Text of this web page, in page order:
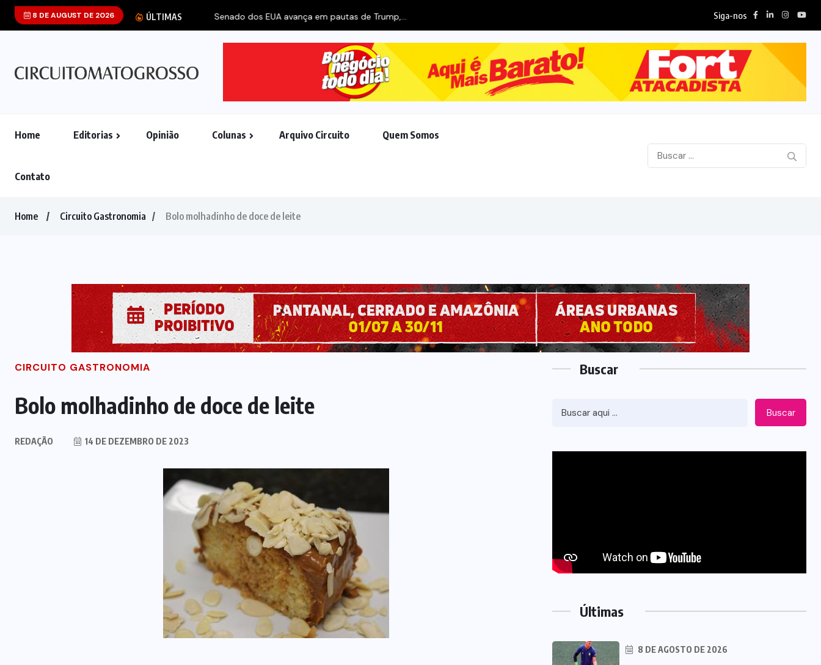
8 DE AUGUST DE 2026 ÚLTIMAS Senado dos EUA avança em pautas de Trump,... Siga-nos
Home Editorias Opinião Colunas Arquivo Circuito Quem Somos
Contato
Home Circuito Gastronomia Bolo molhadinho de doce de leite
CIRCUITO GASTRONOMIA
Bolo molhadinho de doce de leite
REDAÇÃO 14 DE DEZEMBRO DE 2023
Buscar
Buscar
Últimas
8 DE AGOSTO DE 2026